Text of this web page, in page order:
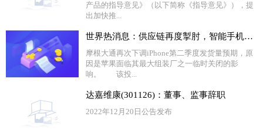
产品的指导意见》（以下简称《指导意见》），提
出加快推...
世界热消息：供应链再度掣肘，智能手机王者出货量再度下调
摩根大通再次下调iPhone第二季度发货量预期，原
因是苹果面临其最大组装厂之一临时关闭的影
响。 该投...
达嘉维康(301126)：董事、监事辞职
2022年12月20日公告发布